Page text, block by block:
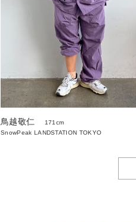
鳥越敬仁
171cm
SnowPeak LANDSTATION TOKYO